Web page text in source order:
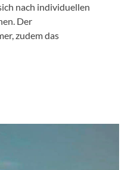
nach individuellen
Der
zudem das